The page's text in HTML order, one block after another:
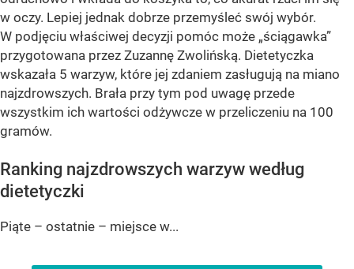
w oczy. Lepiej jednak dobrze przemyśleć swój wybór.
W podjęciu właściwej decyzji pomóc może „ściągawka”
przygotowana przez Zuzannę Zwolińską. Dietetyczka
wskazała 5 warzyw, które jej zdaniem zasługują na miano
najzdrowszych. Brała przy tym pod uwagę przede
wszystkim ich wartości odżywcze w przeliczeniu na 100
gramów.
Ranking najzdrowszych warzyw według
dietetyczki
Piąte – ostatnie – miejsce w...